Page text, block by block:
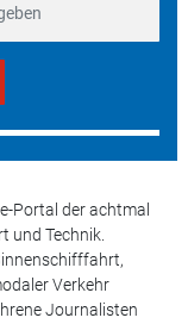
Portal der achtmal
und Technik.
Verkehr
Journalisten